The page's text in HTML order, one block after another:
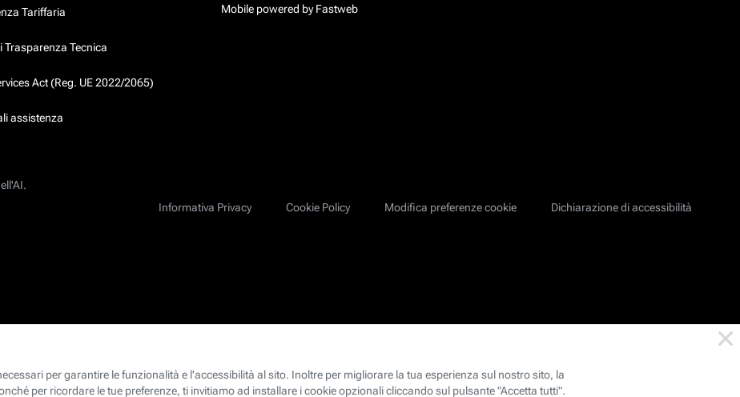
Tariffaria
Trasparenza Tecnica
Act (Reg. UE 2022/2065)
assistenza
Mobile powered by Fastweb
Informativa Privacy
Cookie Policy Modifica preferenze cookie Dichiarazione di accessibilità